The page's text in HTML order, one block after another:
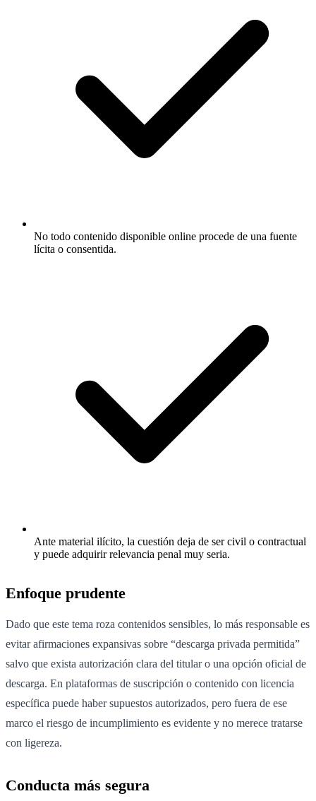
No todo contenido disponible online procede de una fuente
lícita o consentida.
Ante material ilícito, la cuestión deja de ser civil o contractual
y puede adquirir relevancia penal muy seria.
Enfoque prudente
Dado que este tema roza contenidos sensibles, lo más responsable es
evitar afirmaciones expansivas sobre “descarga privada permitida”
salvo que exista autorización clara del titular o una opción oficial de
descarga. En plataformas de suscripción o contenido con licencia
específica puede haber supuestos autorizados, pero fuera de ese
marco el riesgo de incumplimiento es evidente y no merece tratarse
con ligereza.
Conducta más segura